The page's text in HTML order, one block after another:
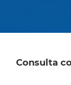
Consulta